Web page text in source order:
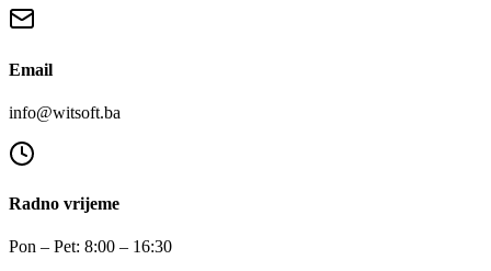
Email
info@witsoft.ba
Radno vrijeme
Pon – Pet: 8:00 – 16:30